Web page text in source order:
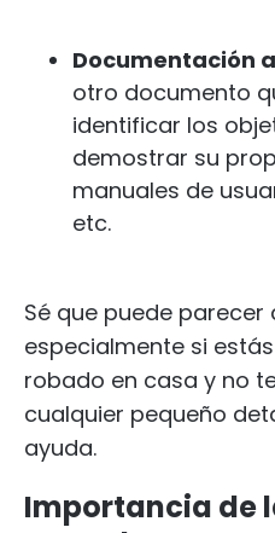
Documentación
otro documento
identificar los
demostrar su
manuales de
etc.
Sé que puede parecer
especialmente si
robado en casa y no
cualquier pequeño
ayuda.
Importancia de